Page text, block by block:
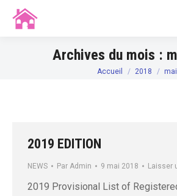
Archives du mois :
Vous êtes ici :
Accueil 2018 mai
2019 EDITION
NEWS Par Admin 9 mai 2018 Laisser
2019 Provisional List of